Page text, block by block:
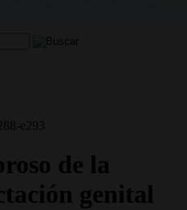
e293
de la
genital